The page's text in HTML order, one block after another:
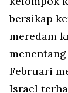
bersikap
meredam
Februari
Israel